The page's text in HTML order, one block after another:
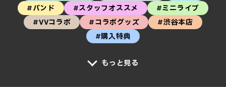
#バンド
#スタッフオススメ
#ミニライブ
#VVコラボ
#コラボグッズ
#渋谷本店
#購入特典
もっと見る